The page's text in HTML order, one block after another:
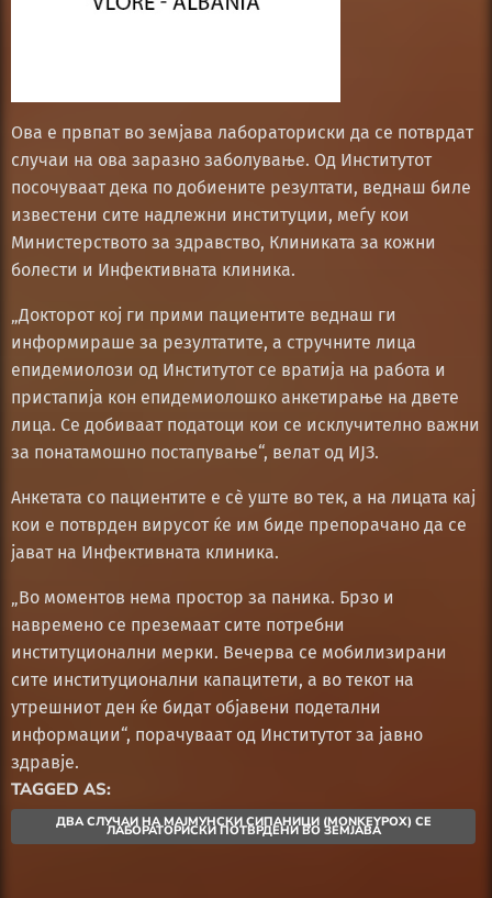
Ова е првпат во земјава лабораториски да се потврдат
случаи на ова заразно заболување. Од Институтот
посочуваат дека по добиените резултати, веднаш биле
известени сите надлежни институции, меѓу кои
Министерството за здравство, Клиниката за кожни
болести и Инфективната клиника.
„Докторот кој ги прими пациентите веднаш ги
информираше за резултатите, а стручните лица
епидемиолози од Институтот се вратија на работа и
пристапија кон епидемиолошко анкетирање на двете
лица. Се добиваат податоци кои се исклучително важни
за понатамошно постапување“, велат од ИЈЗ.
Анкетата со пациентите е сè уште во тек, а на лицата кај
кои е потврден вирусот ќе им биде препорачано да се
јават на Инфективната клиника.
„Во моментов нема простор за паника. Брзо и
навремено се преземаат сите потребни
институционални мерки. Вечерва се мобилизирани
сите институционални капацитети, а во текот на
утрешниот ден ќе бидат објавени подетални
информации“, порачуваат од Институтот за јавно
здравје.
TAGGED AS:
ДВА СЛУЧАИ НА МАЈМУНСКИ СИПАНИЦИ (MONKEYPOX) СЕ
ЛАБОРАТОРИСКИ ПОТВРДЕНИ ВО ЗЕМЈАВА